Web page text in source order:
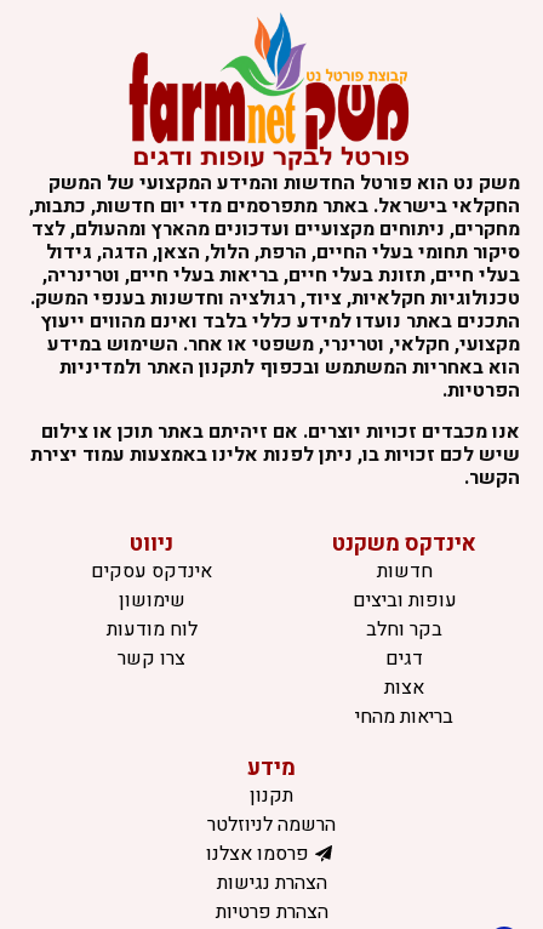
משק נט הוא פורטל החדשות והמידע המקצועי של המשק
החקלאי בישראל. באתר מתפרסמים מדי יום חדשות, כתבות,
מחקרים, ניתוחים מקצועיים ועדכונים מהארץ ומהעולם, לצד
סיקור תחומי בעלי החיים, הרפת, הלול, הצאן, הדגה, גידול
בעלי חיים, תזונת בעלי חיים, בריאות בעלי חיים, וטרינריה,
טכנולוגיות חקלאיות, ציוד, רגולציה וחדשנות בענפי המשק.
התכנים באתר נועדו למידע כללי בלבד ואינם מהווים ייעוץ
מקצועי, חקלאי, וטרינרי, משפטי או אחר. השימוש במידע
הוא באחריות המשתמש ובכפוף לתקנון האתר ולמדיניות
הפרטיות.
אנו מכבדים זכויות יוצרים. אם זיהיתם באתר תוכן או צילום
שיש לכם זכויות בו, ניתן לפנות אלינו באמצעות עמוד יצירת
הקשר.
אינדקס משקנט
חדשות
עופות וביצים
בקר וחלב
דגים
אצות
בריאות מהחי
ניווט
אינדקס עסקים
שימושון
לוח מודעות
צרו קשר
מידע
תקנון
הרשמה לניוזלטר
פרסמו אצלנו
הצהרת נגישות
הצהרת פרטיות